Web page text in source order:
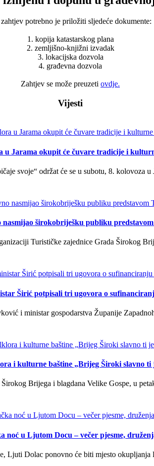
potrebno je priložiti sljedeće dokumente:
1. kopija katastarskog plana
2. zemljišno-knjižni izvadak
3. lokacijska dozvola
4. građevna dozvola
Zahtjev se može preuzeti ovdje.
Vijesti
u Jarama okupit će čuvare tradicije i
svoje“ održat će se u subotu, 8. kolovoza
širokobriješku publiku predstavom
Turističke zajednice Grada Širokog
Širić potpisali tri ugovora o
i ministar gospodarstva Županije
i kulturne baštine „Brijeg Široki slavno ti
Brijega i blagdana Velike Gospe, u
noć u Ljutom Docu – večer pjesme,
Ljuti Dolac ponovno će biti mjesto okupljanja